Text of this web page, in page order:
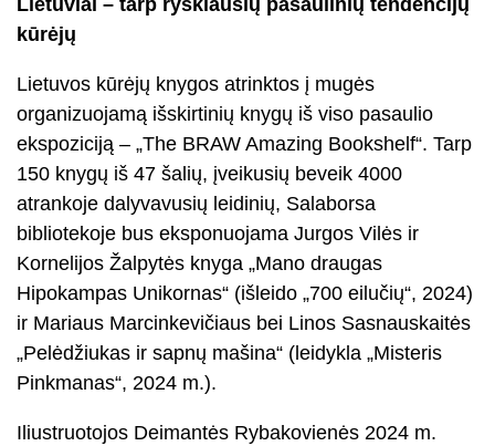
Lietuviai – tarp ryškiausių pasaulinių tendencijų
kūrėjų
Lietuvos kūrėjų knygos atrinktos į mugės
organizuojamą išskirtinių knygų iš viso pasaulio
ekspoziciją – „The BRAW Amazing Bookshelf“. Tarp
150 knygų iš 47 šalių, įveikusių beveik 4000
atrankoje dalyvavusių leidinių, Salaborsa
bibliotekoje bus eksponuojama Jurgos Vilės ir
Kornelijos Žalpytės knyga „Mano draugas
Hipokampas Unikornas“ (išleido „700 eilučių“, 2024)
ir Mariaus Marcinkevičiaus bei Linos Sasnauskaitės
„Pelėdžiukas ir sapnų mašina“ (leidykla „Misteris
Pinkmanas“, 2024 m.).
Iliustruotojos Deimantės Rybakovienės 2024 m.